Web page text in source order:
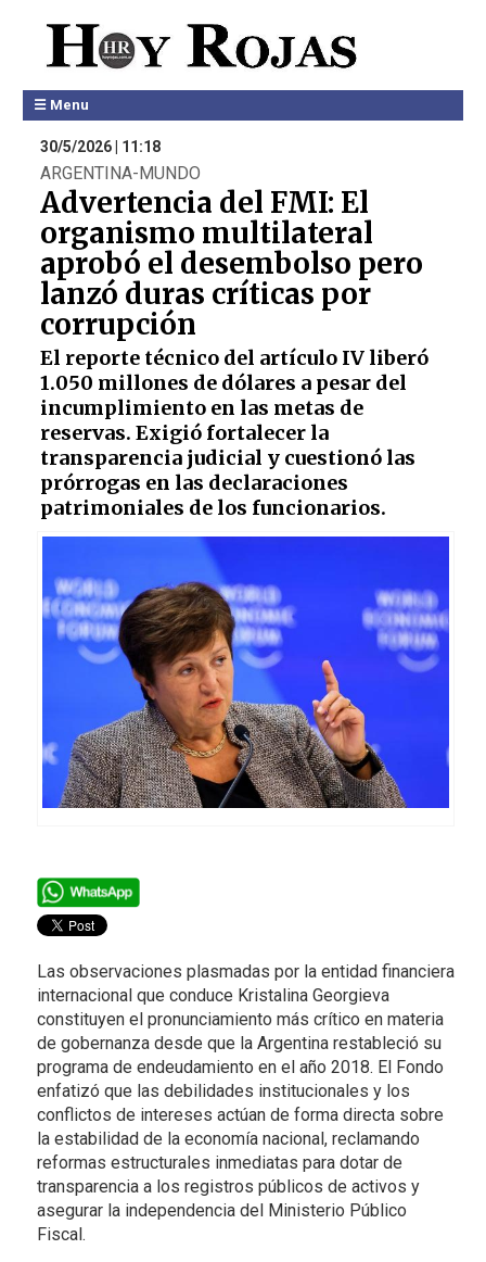
☰ Menu
30/5/2026 | 11:18
ARGENTINA-MUNDO
Advertencia del FMI: El
organismo multilateral
aprobó el desembolso pero
lanzó duras críticas por
corrupción
El reporte técnico del artículo IV liberó
1.050 millones de dólares a pesar del
incumplimiento en las metas de
reservas. Exigió fortalecer la
transparencia judicial y cuestionó las
prórrogas en las declaraciones
patrimoniales de los funcionarios.
Las observaciones plasmadas por la entidad financiera
internacional que conduce Kristalina Georgieva
constituyen el pronunciamiento más crítico en materia
de gobernanza desde que la Argentina restableció su
programa de endeudamiento en el año 2018. El Fondo
enfatizó que las debilidades institucionales y los
conflictos de intereses actúan de forma directa sobre
la estabilidad de la economía nacional, reclamando
reformas estructurales inmediatas para dotar de
transparencia a los registros públicos de activos y
asegurar la independencia del Ministerio Público
Fiscal.